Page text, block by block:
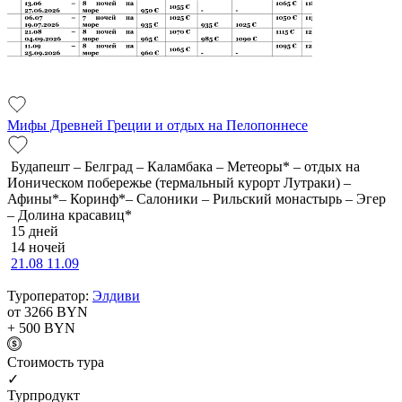
Мифы Древней Греции и отдых на Пелопоннесе
Будапешт – Белград – Каламбака – Метеоры* – отдых на
Ионическом побережье (термальный курорт Лутраки) –
Афины*– Коринф*– Салоники – Рильский монастырь – Эгер
– Долина красавиц*
15 дней
14 ночей
21.08 11.09
Туроператор: Элдиви
от 3266 BYN
+ 500 BYN
Cтоимость тура
✓
Турпродукт